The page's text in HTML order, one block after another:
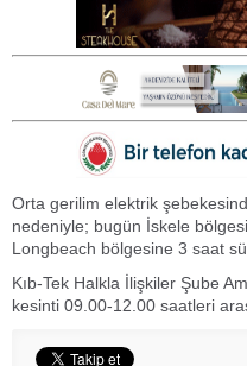
Orta gerilim elektrik
nedeniyle; bugün İskele
Longbeach bölgesine 3 saat
Kıb-Tek Halkla İlişkiler Şube
kesinti 09.00-12.00 saatleri